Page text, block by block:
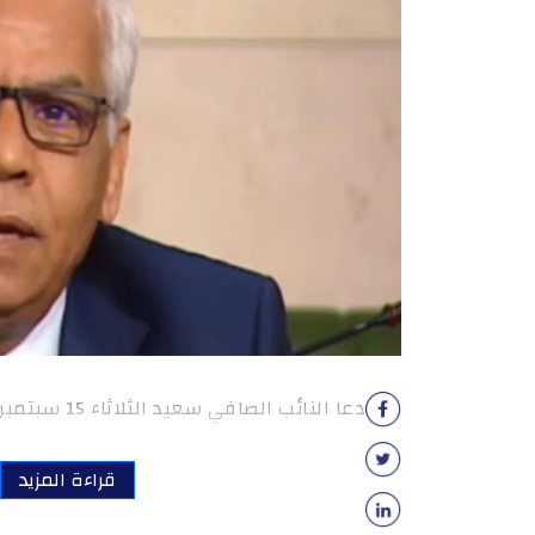
دعا النائب الصافي سعيد الثلاثاء 15 سبتمبر رئيس الجمهورية قيس […]
قراءة المزيد